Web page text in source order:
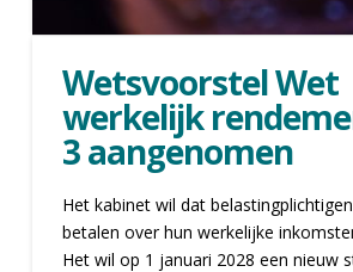
Wetsvoorstel Wet
werkelijk
3 aangenomen
Het kabinet wil dat
betalen over hun werkelijke
Het wil op 1 januari 2028 een nieuw